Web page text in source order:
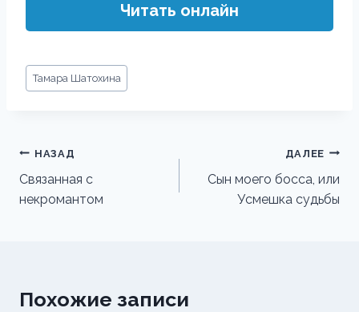
Читать онлайн
Метки
записи:
Тамара Шатохина
Навигация
по
записям
НАЗАД
Связанная с
некромантом
ДАЛЕЕ
Сын моего босса, или
Усмешка судьбы
Похожие записи